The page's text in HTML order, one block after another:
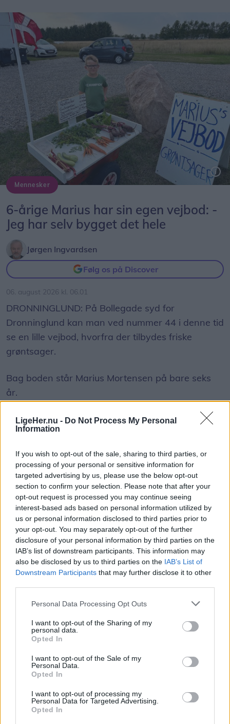
LigeHer.nu - Do Not Process My Personal
Information
If you wish to opt-out of the sale, sharing to third parties, or
processing of your personal or sensitive information for
targeted advertising by us, please use the below opt-out
section to confirm your selection. Please note that after your
opt-out request is processed you may continue seeing
interest-based ads based on personal information utilized by
us or personal information disclosed to third parties prior to
your opt-out. You may separately opt-out of the further
disclosure of your personal information by third parties on the
IAB’s list of downstream participants. This information may
also be disclosed by us to third parties on the IAB’s List of
Downstream Participants that may further disclose it to other
Personal Data Processing Opt Outs
I want to opt-out of the Sharing of my
personal data.
Opted In
I want to opt-out of the Sale of my
Personal Data.
Opted In
I want to opt-out of processing my
Personal Data for Targeted Advertising.
Opted In
Mennesker
6-årige Marius har sin egen vejbod: -
Jeg har selv bygget det hele
Jørgen Ingvardsen
Følg os på Discover
06. august 2026 kl. 06.01
DRONNINGLUND: På Bollegade syd for
Dronninglund kan man ved nummer 44 i denne tid
se en lille vejbod, hvorfra der tilbydes friske
grøntsager.
Bag boden står Marius Mortensen på bare seks
år.
Han ikke alene sælger grøntsager, han har også
selv dyrket dem.
I sine forældres have har han fået sin helt egen
afdeling, hvor han i foråret såede squash,
rødbeder, gulerødder, radiser og salat.
Han har også passet dem omhyggeligt frem til nu,
hvor han hver dag sætter et udvalg til salg i sin
vejbod.
Vis mere
Aktuelt
Nordjyllands Trafikselskab mangler
tocifret millionbeløb